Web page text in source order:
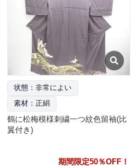
状態：非常によい
素材：正絹
鶴に松梅模様刺繍一つ紋色留袖(比
翼付き)
期間限定50％OFF！